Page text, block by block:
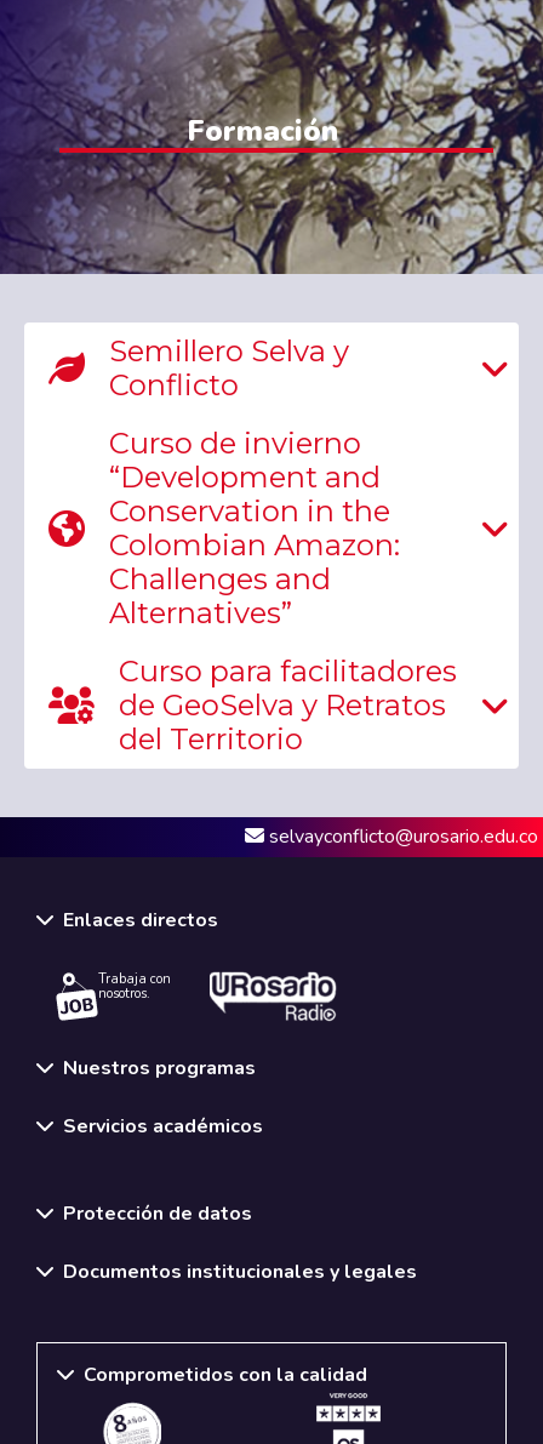
Formación
Semillero Selva y
Conflicto
Curso de invierno
“Development and
Conservation in the
Colombian Amazon:
Challenges and
Alternatives”
Curso para facilitadores
de GeoSelva y Retratos
del Territorio
selvayconflicto@urosario.edu.co
Enlaces directos
Trabaja con
nosotros.
Nuestros programas
Servicios académicos
Protección de datos
Documentos institucionales y legales
Comprometidos con la calidad